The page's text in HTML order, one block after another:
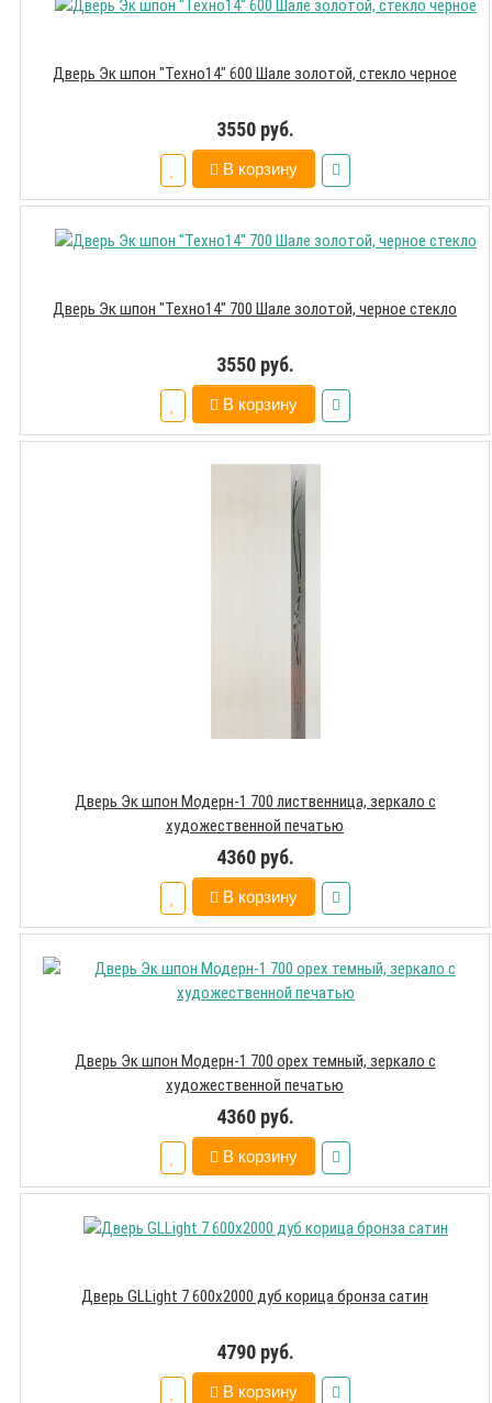
Дверь Эк шпон "Техно14" 600 Шале золотой, стекло черное
3550 руб.
В корзину
Дверь Эк шпон "Техно14" 700 Шале золотой, черное стекло
3550 руб.
В корзину
Дверь Эк шпон Модерн-1 700 лиственница, зеркало с
художественной печатью
4360 руб.
В корзину
Дверь Эк шпон Модерн-1 700 орех темный, зеркало с
художественной печатью
4360 руб.
В корзину
Дверь GLLight 7 600х2000 дуб корица бронза сатин
4790 руб.
В корзину